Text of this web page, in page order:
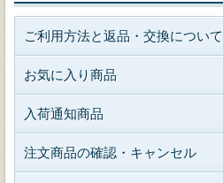
ご利用方法と返品・交換について
お気に入り商品
入荷通知商品
注文商品の確認・キャンセル